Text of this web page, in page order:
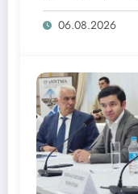
06.08.2026